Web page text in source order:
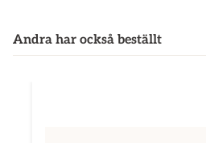
Andra har också beställt